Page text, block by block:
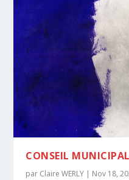
CONSEIL
par Claire WERLY | Nov 18,